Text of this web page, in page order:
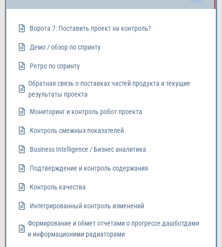
Ворота 7: Поставить проект на контроль?
Демо / обзор по спринту
Ретро по спринту
Обратная связь о поставках частей продукта и текущие
результаты проекта
Мониторинг и контроль робот проекта
Контроль смежных показателей
Business Intelligence / Бизнес аналитика
Подтверждение и контроль содержания
Контроль качества
Интегрированный контроль изменений
Формирование и обмет отчетами о прогрессе дашботдами
и информационими радиаторами